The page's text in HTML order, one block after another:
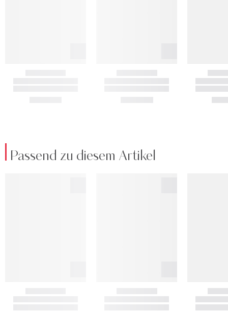
Passend zu diesem Artikel